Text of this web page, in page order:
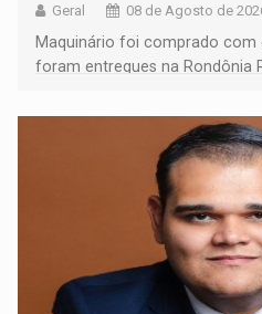
Geral 08 de Agosto de
Maquinário foi comprado com
foram entregues na Rondônia